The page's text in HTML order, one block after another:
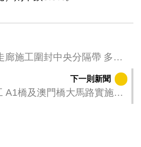
施工圍封中央分隔帶 多項
下一則新聞